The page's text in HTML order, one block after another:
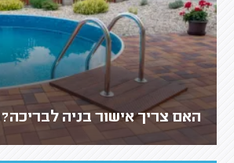
האם צריך אישור בניה לבריכה?